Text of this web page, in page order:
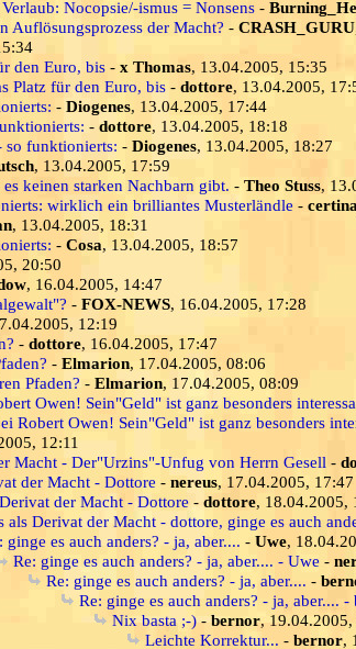
Nocopsie/-ismus = Nonsens -
Auflösungsprozess der Macht? - CRASH_GURU
den Euro, bis - x Thomas, 13.04.2005, 15:35
Platz für den Euro, bis - dottore, 13.04.2005,
- Diogenes, 13.04.2005, 17:44
- dottore, 13.04.2005, 18:18
so funktionierts: - Diogenes, 13.04.2005, 18:27
, 13.04.2005, 17:59
keinen starken Nachbarn gibt. - Theo Stuss,
wirklich ein brilliantes Musterländle - certina
, 13.04.2005, 18:31
- Cosa, 13.04.2005, 18:57
20:50
, 16.04.2005, 14:47
- FOX-NEWS, 16.04.2005, 17:28
12:19
- dottore, 16.04.2005, 17:47
- Elmarion, 17.04.2005, 08:06
Pfaden? - Elmarion, 17.04.2005, 08:09
Owen! Sein"Geld" ist ganz besonders
Robert Owen! Sein"Geld" ist ganz besonders
12:11
Macht - Der"Urzins"-Unfug von Herrn Gesell -
der Macht - Dottore - nereus, 17.04.2005, 17:47
der Macht - Dottore - dottore, 18.04.2005,
als Derivat der Macht - dottore, ginge es auch
ginge es auch anders? - ja, aber.... - Uwe,
Re: ginge es auch anders? - ja, aber.... - Uwe -
Re: ginge es auch anders? - ja, aber.... -
Re: ginge es auch anders? - ja, aber.... -
Nix basta ;-) - bernor, 19.04.2005,
Leichte Korrektur... - bernor,